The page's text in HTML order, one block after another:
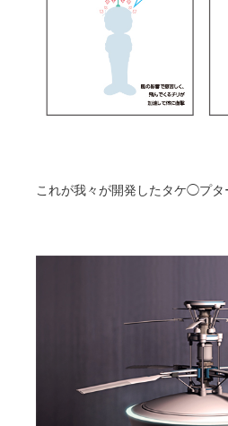
これが我々が開発したタケ◯プタ